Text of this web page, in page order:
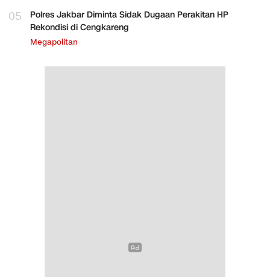
05
Polres Jakbar Diminta Sidak Dugaan Perakitan HP
Rekondisi di Cengkareng
Megapolitan